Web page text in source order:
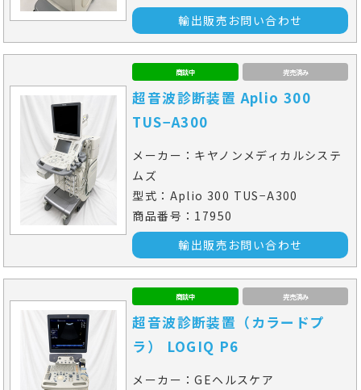
輸出販売お問い合わせ
商談中 完売済み
超音波診断装置 Aplio 300
TUS−A300
メーカー：キヤノンメディカルシステ
ムズ
型式：Aplio 300 TUS−A300
商品番号：17950
輸出販売お問い合わせ
商談中 完売済み
超音波診断装置（カラードプ
ラ） LOGIQ P6
メーカー：GEヘルスケア